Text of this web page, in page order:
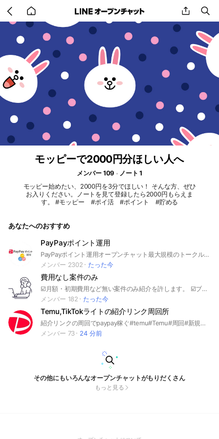
back
to
home
share
モッピーで2000円分ほしい人へ
メンバー 109
ノート 1
モッピー始めたい、2000円を3分でほしい！ そんな方、ぜひ
お入りください。ノートを見て登録したら2000円もらえま
す。 #モッピー #ポイ活 #ポイント #貯める
あなたへのおすすめ
PayPayポイント運用
PayPayポイント運用オープンチャット最大規模のトークルームです。 LINEオープンチャット運営から優良トークルームの称号として「Special OpenChat」認定バッジを付与して頂いております。 色んな方からの情報交換がメンバーさんのPayPayボーナスを支えられるチャットになれたら幸いです。 また楽しくをモットーに雑談もありますので参加される場合はご参考ください。 #PayPay #PayPayボーナス #ボーナス運用 #ペイペイ #PAYPAY #ポイント #ポイ活 #稼ぐ
メンバー 2302
たった今
費用なし案件のみ
☑️月額・初期費用など無い案件のみ紹介を許します。 ☑️ブラック疑惑のある案件はこちらで確認でき次第削除しますのでご了承下さい ☑️万が一報酬が支払われないなどのトラブルに関しまして、こちらは一切の責任を負いませんのでご了承ください 🫡費用を一切かけたくない方に、1人でも多くの方に行き渡りますように。
メンバー 182
たった今
Temu,TikTokライトの紹介リンク周回所
紹介リンクの周回でpaypay稼ぐ#temu#Temu#周回#新規大歓迎#paypay#tiktok lite #TikToklite
メンバー 73
24 分前
その他にもいろんなオープンチャットがもりだくさん
もっと見る